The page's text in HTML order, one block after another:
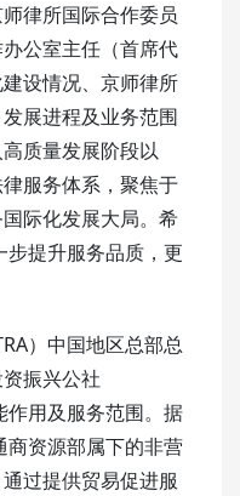
律所国际合作委员
公室主任（首席代
设情况、京师律所
展进程及业务范围
质量发展阶段以
服务体系，聚焦于
际化发展大局。希
步提升服务品质，更
）中国地区总部总
振兴公社
作用及服务范围。据
商资源部属下的非营
过提供贸易促进服